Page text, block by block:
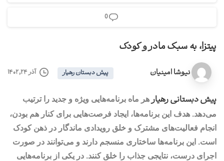
0
پیتزا، به سبک مادر و کودک
نیوشا امینیان پیش دبستان رهیار آذر ۲۴, ۱۴۰۲
پیش دبستانی رهیار هر ماه برنامه‌هایی ویژه و جدید را ترتیب
می‌دهد. هدف این برنامه‌ها، ایجاد فرصت‌هایی برای کنار هم بودن،
انجام فعالیت‌های مشترک و خلق رویدادی ماندگار در ذهن کودک
است. این برنامه‌ها ساختاری منسجم دارند و می‌توانند در صورت
اجرای درست، نتایجی جذاب را خلق کنند. در یکی از برنامه‌هایی